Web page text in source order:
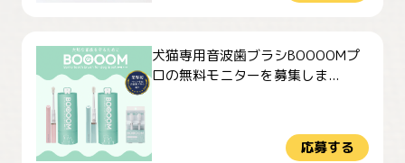
犬猫専用音波歯ブラシBOOOOMプ
ロの無料モニターを募集しま...
応募する